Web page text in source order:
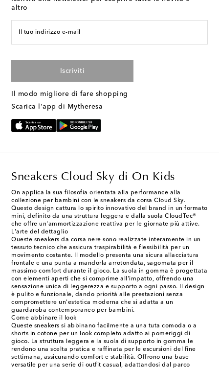
altro
Il tuo indirizzo e-mail
Iscriviti
Il modo migliore di fare shopping
Scarica l'app di Mytheresa
Sneakers Cloud Sky di On Kids
On applica la sua filosofia orientata alla performance alla
collezione per bambini con le sneakers da corsa Cloud Sky.
Questo design cattura lo spirito innovativo del brand in un formato
mini, definito da una struttura leggera e dalla suola CloudTec®
che offre un'ammortizzazione reattiva per le giornate più attive.
L'arte del dettaglio
Queste sneakers da corsa nere sono realizzate interamente in un
tessuto tecnico che assicura traspirabilità e flessibilità per un
movimento costante. Il modello presenta una sicura allacciatura
frontale e una punta a mandorla arrotondata, sagomata per il
massimo comfort durante il gioco. La suola in gomma è progettata
con elementi aperti che si comprime all'impatto, offrendo una
sensazione unica di leggerezza e supporto a ogni passo. Il design
è pulito e funzionale, dando priorità alle prestazioni senza
compromettere un'estetica moderna che si adatta a un
guardaroba contemporaneo per bambini.
Come abbinare il look
Queste sneakers si abbinano facilmente a una tuta comoda o a
shorts in cotone per un look completo adatto ai pomeriggi di
gioco. La struttura leggera e la suola di supporto in gomma le
rendono una scelta pratica e raffinata per le escursioni del fine
settimana, assicurando comfort e stabilità. Offrono una base
versatile per una serie di outfit casual, adattandosi dal parco